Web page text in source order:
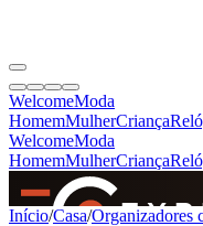
WelcomeModa
HomemMulherCriança
WelcomeModa
HomemMulherCriança
SINCE 2005
Início/Casa/Organizadores